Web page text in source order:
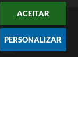
ACEITAR
PERSONALIZAR
a Sexta das
000